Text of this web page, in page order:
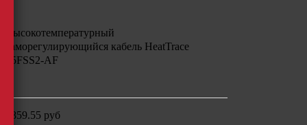
Высокотемпературный
саморегулирующийся кабель HeatTrace
15FSS2-AF
4859.55 руб